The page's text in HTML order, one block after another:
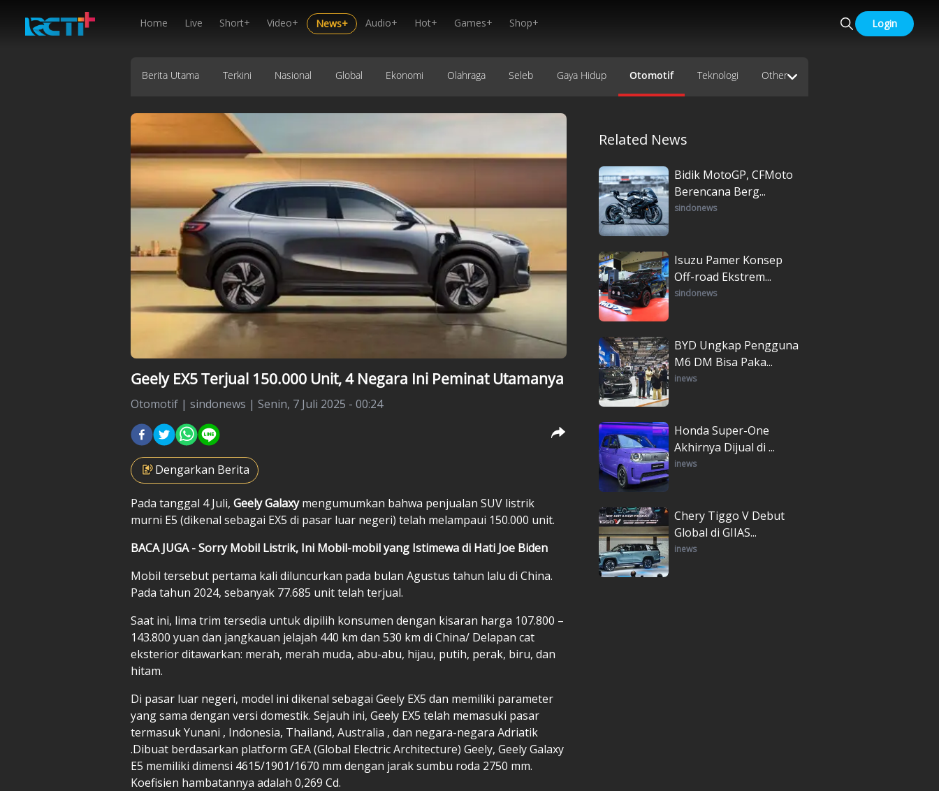
Home Live Short+ Video+ News+ Audio+ Hot+ Games+ Shop+ Login
Berita Utama Terkini Nasional Global Ekonomi Olahraga Seleb Gaya Hidup Otomotif Teknologi Other
Geely EX5 Terjual 150.000 Unit, 4 Negara Ini Peminat Utamanya
Otomotif | sindonews | Senin, 7 Juli 2025 - 00:24
Dengarkan Berita
Pada tanggal 4 Juli, Geely Galaxymengumumkan bahwa penjualan SUV listrik
murni E5 (dikenal sebagai EX5 di pasar luar negeri) telah melampaui 150.000 unit.
BACA JUGA - Sorry Mobil Listrik, Ini Mobil-mobil yang Istimewa di Hati Joe Biden
Mobil tersebut pertama kali diluncurkan pada bulan Agustus tahun lalu di China.
Pada tahun 2024, sebanyak 77.685 unit telah terjual.
Saat ini, lima trim tersedia untuk dipilih konsumen dengan kisaran harga 107.800 –
143.800 yuan dan jangkauan jelajah 440 km dan 530 km di China/ Delapan cat
eksterior ditawarkan: merah, merah muda, abu-abu, hijau, putih, perak, biru, dan
hitam.
Di pasar luar negeri, model ini dikenal sebagai Geely EX5 dan memiliki parameter
yang sama dengan versi domestik. Sejauh ini, Geely EX5 telah memasuki pasar
termasuk Yunani , Indonesia, Thailand, Australia , dan negara-negara Adriatik
.Dibuat berdasarkan platform GEA (Global Electric Architecture) Geely, Geely Galaxy
E5 memiliki dimensi 4615/1901/1670 mm dengan jarak sumbu roda 2750 mm.
Koefisien hambatannya adalah 0,269 Cd.
Related News
Bidik MotoGP, CFMoto
Berencana Berg...
sindonews
Isuzu Pamer Konsep
Off-road Ekstrem...
sindonews
BYD Ungkap Pengguna
M6 DM Bisa Paka...
inews
Honda Super-One
Akhirnya Dijual di ...
inews
Chery Tiggo V Debut
Global di GIIAS...
inews